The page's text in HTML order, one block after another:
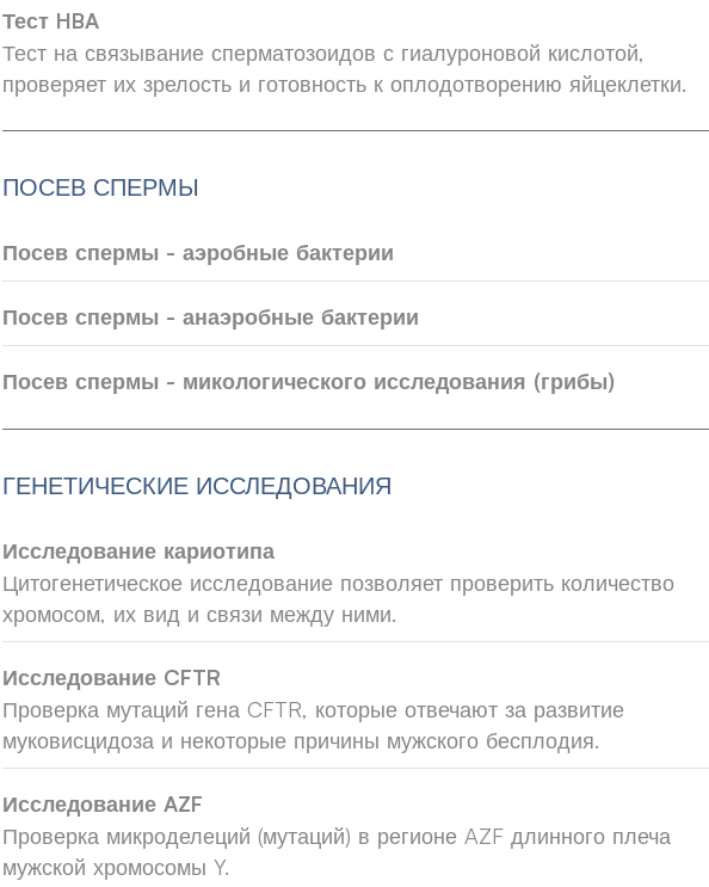
Тест HBA
Тест на связывание сперматозоидов с гиалуроновой кислотой,
проверяет их зрелость и готовность к оплодотворению яйцеклетки.
ПОСЕВ СПЕРМЫ
Посев спермы - аэробные бактерии
Посев спермы - анаэробные бактерии
Посев спермы - микологического исследования (грибы)
ГЕНЕТИЧЕСКИЕ ИССЛЕДОВАНИЯ
Исследование кариотипа
Цитогенетическое исследование позволяет проверить количество
хромосом, их вид и связи между ними.
Исследование CFTR
Проверка мутаций гена CFTR, которые отвечают за развитие
муковисцидоза и некоторые причины мужского бесплодия.
Исследование AZF
Проверка микроделеций (мутаций) в регионе AZF длинного плеча
мужской хромосомы Y.